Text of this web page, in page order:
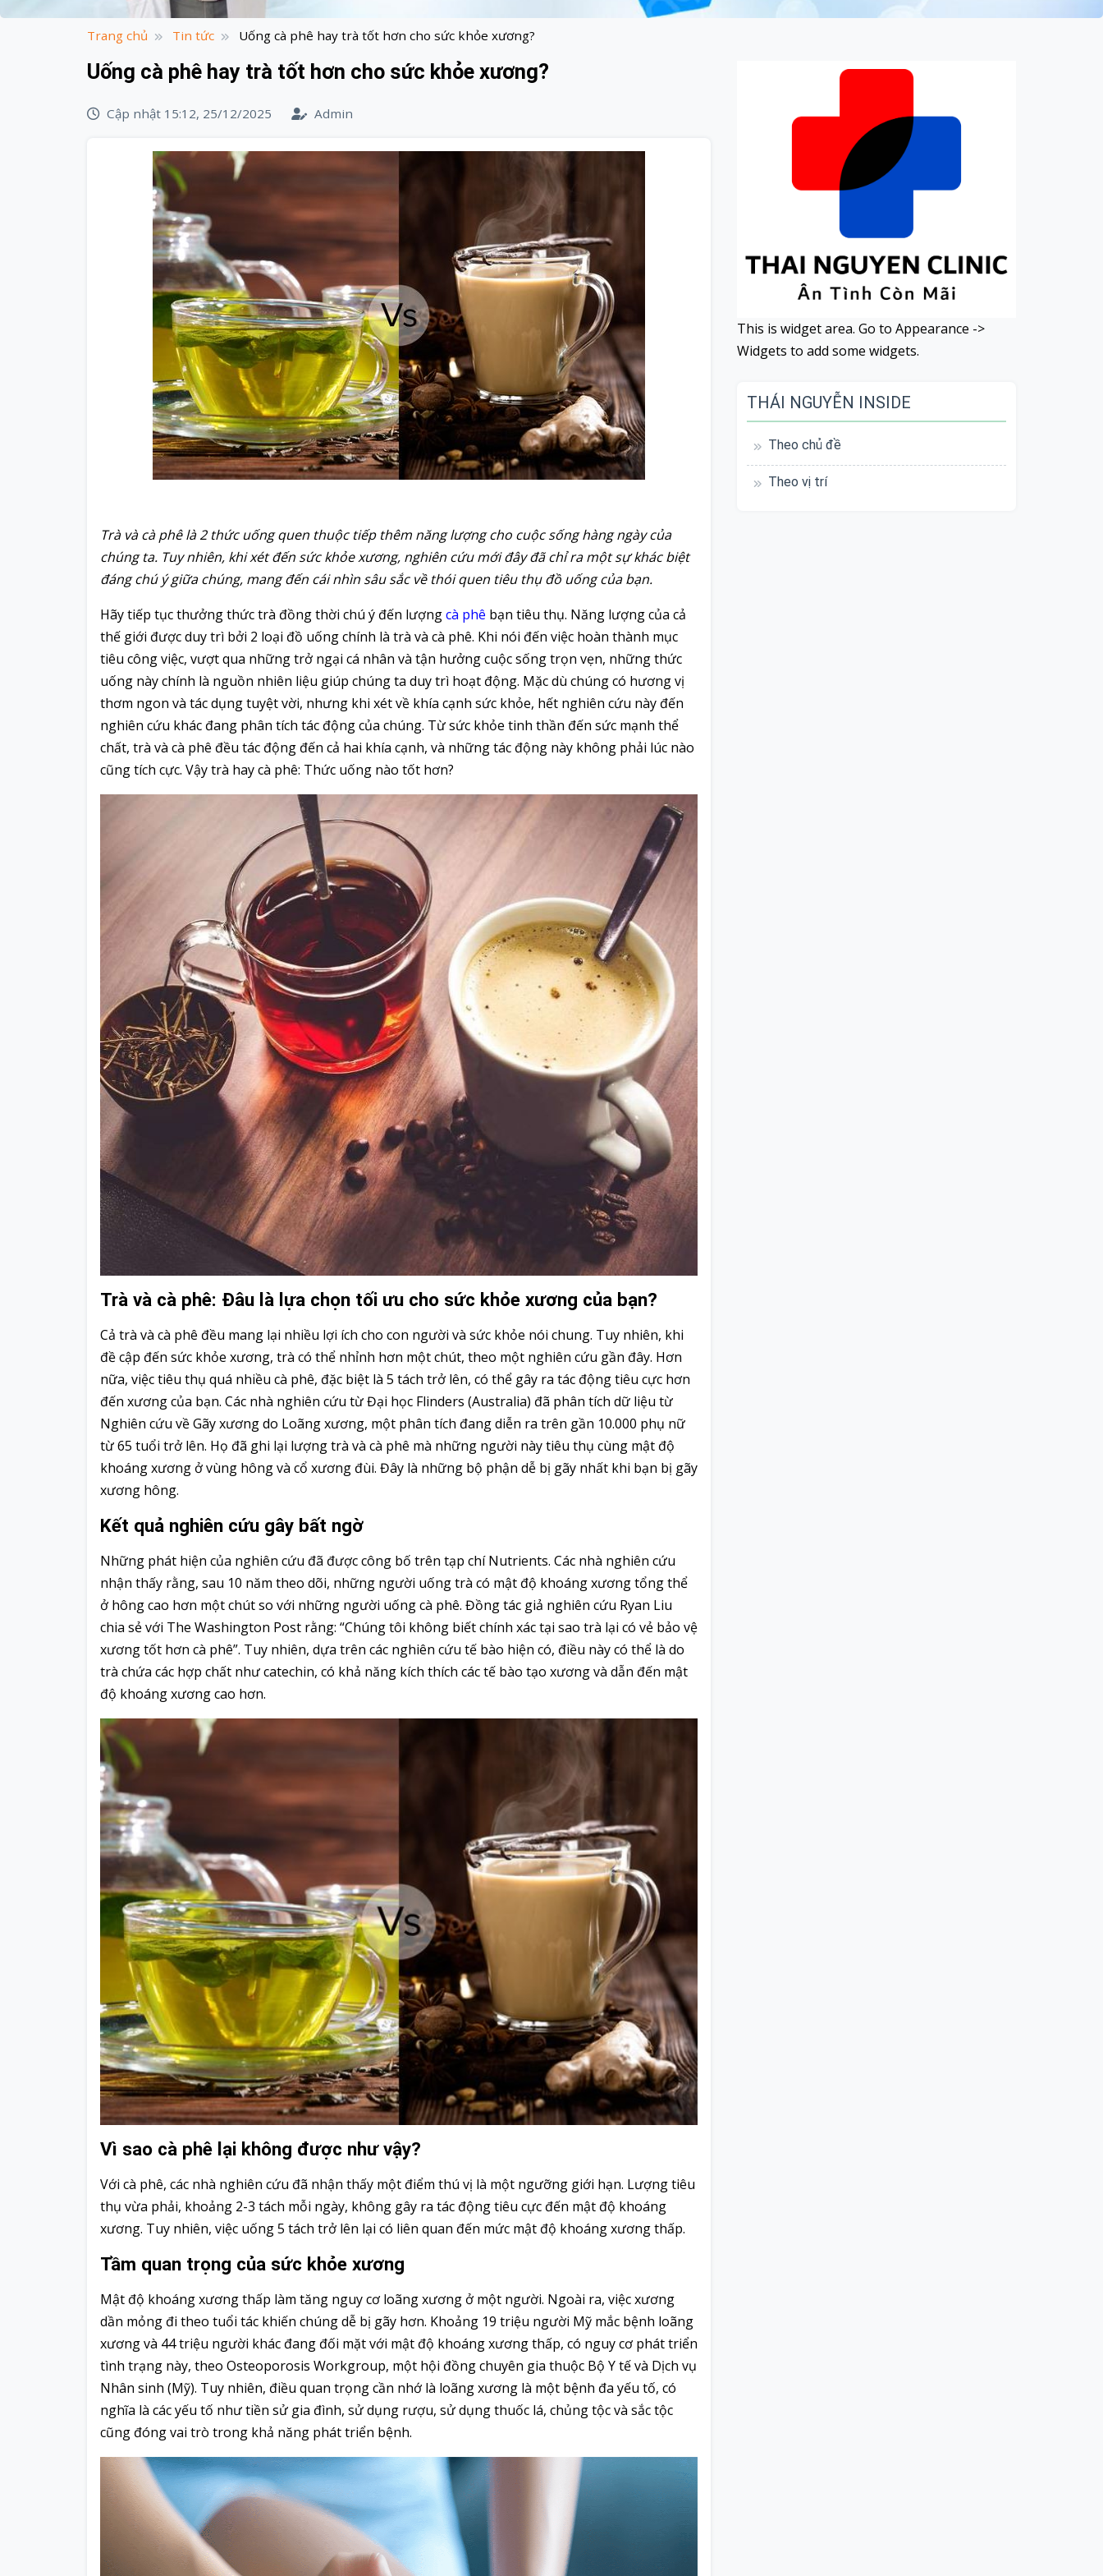
Trang chủ Tin tức Uống cà phê hay trà tốt hơn cho sức khỏe xương?
Uống cà phê hay trà tốt hơn cho sức khỏe xương?
Cập nhật 15:12, 25/12/2025 Admin
Trà và cà phê là 2 thức uống quen thuộc tiếp thêm năng lượng cho cuộc sống hàng ngày của
chúng ta. Tuy nhiên, khi xét đến sức khỏe xương, nghiên cứu mới đây đã chỉ ra một sự khác biệt
đáng chú ý giữa chúng, mang đến cái nhìn sâu sắc về thói quen tiêu thụ đồ uống của bạn.
Hãy tiếp tục thưởng thức trà đồng thời chú ý đến lượngcà phê bạn tiêu thụ. Năng lượng của cả
thế giới được duy trì bởi 2 loại đồ uống chính là trà và cà phê. Khi nói đến việc hoàn thành mục
tiêu công việc, vượt qua những trở ngại cá nhân và tận hưởng cuộc sống trọn vẹn, những thức
uống này chính là nguồn nhiên liệu giúp chúng ta duy trì hoạt động. Mặc dù chúng có hương vị
thơm ngon và tác dụng tuyệt vời, nhưng khi xét về khía cạnh sức khỏe, hết nghiên cứu này đến
nghiên cứu khác đang phân tích tác động của chúng. Từ sức khỏe tinh thần đến sức mạnh thể
chất, trà và cà phê đều tác động đến cả hai khía cạnh, và những tác động này không phải lúc nào
cũng tích cực. Vậy trà hay cà phê: Thức uống nào tốt hơn?
Trà và cà phê: Đâu là lựa chọn tối ưu cho sức khỏe xương của bạn?
Cả trà và cà phê đều mang lại nhiều lợi ích cho con người và sức khỏe nói chung. Tuy nhiên, khi
đề cập đến sức khỏe xương, trà có thể nhỉnh hơn một chút, theo một nghiên cứu gần đây. Hơn
nữa, việc tiêu thụ quá nhiều cà phê, đặc biệt là 5 tách trở lên, có thể gây ra tác động tiêu cực hơn
đến xương của bạn. Các nhà nghiên cứu từ Đại học Flinders (Australia) đã phân tích dữ liệu từ
Nghiên cứu về Gãy xương do Loãng xương, một phân tích đang diễn ra trên gần 10.000 phụ nữ
từ 65 tuổi trở lên. Họ đã ghi lại lượng trà và cà phê mà những người này tiêu thụ cùng mật độ
khoáng xương ở vùng hông và cổ xương đùi. Đây là những bộ phận dễ bị gãy nhất khi bạn bị gãy
xương hông.
Kết quả nghiên cứu gây bất ngờ
Những phát hiện của nghiên cứu đã được công bố trên tạp chí Nutrients. Các nhà nghiên cứu
nhận thấy rằng, sau 10 năm theo dõi, những người uống trà có mật độ khoáng xương tổng thể
ở hông cao hơn một chút so với những người uống cà phê. Đồng tác giả nghiên cứu Ryan Liu
chia sẻ với The Washington Post rằng: “Chúng tôi không biết chính xác tại sao trà lại có vẻ bảo vệ
xương tốt hơn cà phê”. Tuy nhiên, dựa trên các nghiên cứu tế bào hiện có, điều này có thể là do
trà chứa các hợp chất như catechin, có khả năng kích thích các tế bào tạo xương và dẫn đến mật
độ khoáng xương cao hơn.
Vì sao cà phê lại không được như vậy?
Với cà phê, các nhà nghiên cứu đã nhận thấy một điểm thú vị là một ngưỡng giới hạn. Lượng tiêu
thụ vừa phải, khoảng 2-3 tách mỗi ngày, không gây ra tác động tiêu cực đến mật độ khoáng
xương. Tuy nhiên, việc uống 5 tách trở lên lại có liên quan đến mức mật độ khoáng xương thấp.
Tầm quan trọng của sức khỏe xương
Mật độ khoáng xương thấp làm tăng nguy cơ loãng xương ở một người. Ngoài ra, việc xương
dần mỏng đi theo tuổi tác khiến chúng dễ bị gãy hơn. Khoảng 19 triệu người Mỹ mắc bệnh loãng
xương và 44 triệu người khác đang đối mặt với mật độ khoáng xương thấp, có nguy cơ phát triển
tình trạng này, theo Osteoporosis Workgroup, một hội đồng chuyên gia thuộc Bộ Y tế và Dịch vụ
Nhân sinh (Mỹ). Tuy nhiên, điều quan trọng cần nhớ là loãng xương là một bệnh đa yếu tố, có
nghĩa là các yếu tố như tiền sử gia đình, sử dụng rượu, sử dụng thuốc lá, chủng tộc và sắc tộc
cũng đóng vai trò trong khả năng phát triển bệnh.
This is widget area. Go to Appearance ->
Widgets to add some widgets.
THÁI NGUYỄN INSIDE
Theo chủ đề
Theo vị trí